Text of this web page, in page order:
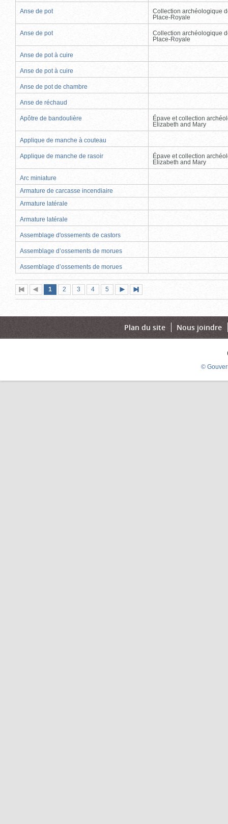
Anse de pot
Collection archéologique
Place-Royale
Anse de pot
Collection archéologique
Place-Royale
Anse de pot à cuire
Anse de pot à cuire
Anse de pot de chambre
Anse de réchaud
Apôtre de bandoulière
Épave et collection
Elizabeth and Mary
Applique de manche à couteau
Applique de manche de rasoir
Épave et collection
Elizabeth and Mary
Arc miniature
Armature de carcasse incendiaire
Armature latérale
Armature latérale
Assemblage d'ossements de castors
Assemblage d’ossements de morues
Assemblage d’ossements de morues
Première
page
Page
précédente
Page
1 (page
actuelle)
Page
2 Page
3 Page
4 Page
5
suivante
page
Plan du site Nous joindre
©